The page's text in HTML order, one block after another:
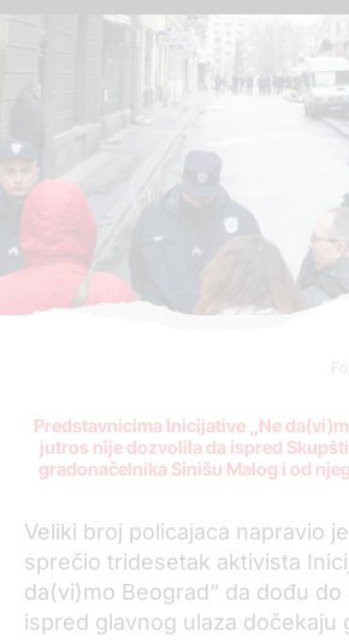
Predstavnicima Inicijative „Ne
jutros nije dozvolila da ispred
gradonačelnika Sinišu Malog i od
Veliki broj policajaca napravio
sprečio tridesetak aktivista
da(vi)mo Beograd“ da dođu
ispred glavnog ulaza dočekaju